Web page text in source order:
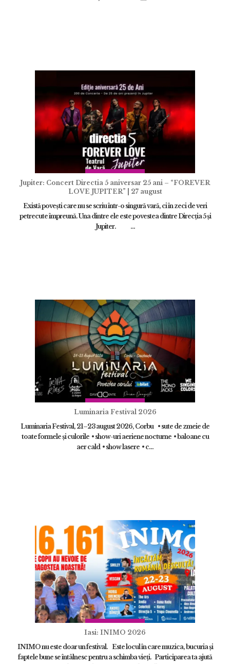
ADAUGĂ
Jupiter: Concert Directia 5 aniversar 25 ani – “FOREVER
LOVE JUPITER” | 27 august
Există povești care nu se scriu într-o singură vară, ci în zeci de veri
petrecute împreună. Una dintre ele este povestea dintre Direcția 5 și
Jupiter. ...
Luminaria Festival 2026
Luminaria Festival, 21–23 august 2026, Corbu • sute de zmeie de
toate formele și culorile • show-uri aeriene nocturne • baloane cu
aer cald • show lasere • c...
Iasi: INIMO 2026
INIMO nu este doar un festival. Este locul în care muzica, bucuria și
faptele bune se întâlnesc pentru a schimba vieți. Participarea ta ajută